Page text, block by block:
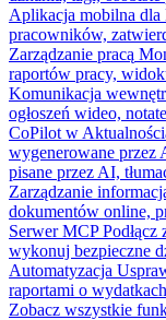
Aplikacja mobilna dla
pracowników,
Zarządzanie pracą
raportów pracy,
Komunikacja
ogłoszeń wideo,
CoPilot w
wygenerowane przez
pisane przez AI,
Zarządzanie
dokumentów online,
Serwer MCP
wykonuj bezpieczne
Automatyzacja
raportami o
Zobacz wszystkie